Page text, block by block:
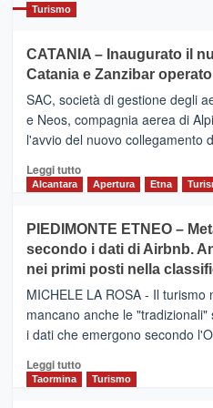
Turismo
CATANIA – Inaugurato il
Catania e Zanzibar
SAC, società di gestione degli
e Neos, compagnia aerea di
l'avvio del nuovo collegamento
Leggi tuttoLeggi
CATANIA
–
Inaugurato
il
nuovo
collegamento
tra
e
Zanzibar
Alcantara Apertura Etna
PIEDIMONTE ETNEO –
secondo i dati di Airbnb.
nei primi posti nella
MICHELE LA ROSA - Il
mancano anche le
i dati che emergono secondo
Leggi tuttoLeggi
Taormina Turismo